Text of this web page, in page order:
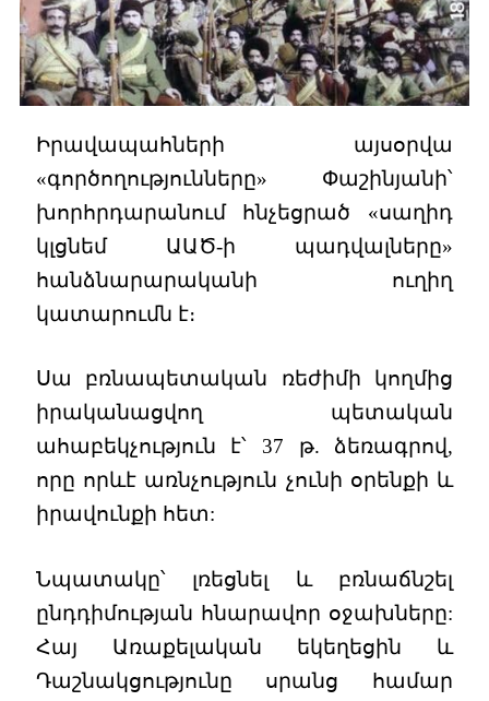
Իրավապահների այսօրվա
«գործողությունները» Փաշինյանի՝
խորհրդարանում հնչեցրած «սաղիդ
կլցնեմ ԱԱԾ-ի պադվալները»
հանձնարարականի ուղիղ
կատարումն է։
Սա բռնապետական ռեժիմի կողմից
իրականացվող պետական
ահաբեկչություն է՝ 37 թ. ձեռագրով,
որը որևէ առնչություն չունի օրենքի և
իրավունքի հետ:
Նպատակը՝ լռեցնել և բռնաճնշել
ընդդիմության հնարավոր օջախները:
Հայ Առաքելական եկեղեցին և
Դաշնակցությունը սրանց համար